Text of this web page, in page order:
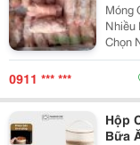
Móng
Nhiều
Chọn
Dai
Khi Hầm. Sản Phẩm Được Thực
0911 *** ***
Hộp
Bữa